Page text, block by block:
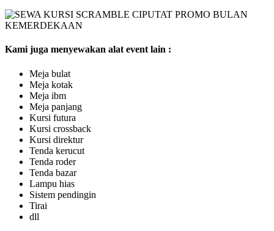
Kami juga menyewakan alat event lain :
Meja bulat
Meja kotak
Meja ibm
Meja panjang
Kursi futura
Kursi crossback
Kursi direktur
Tenda kerucut
Tenda roder
Tenda bazar
Lampu hias
Sistem pendingin
Tirai
dll